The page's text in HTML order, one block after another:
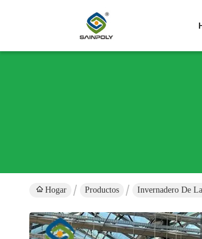
Hogar Productos Invernadero De